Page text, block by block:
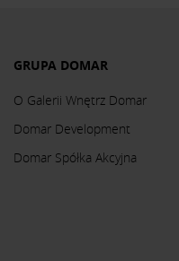
GRUPA DOMAR
O Galerii Wnętrz Domar
Domar Development
Domar Spółka Akcyjna